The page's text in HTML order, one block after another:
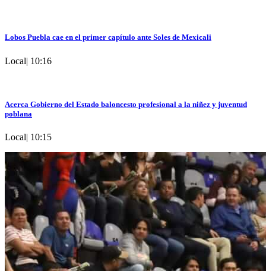
Lobos Puebla cae en el primer capítulo ante Soles de Mexicali
Local| 10:16
Acerca Gobierno del Estado baloncesto profesional a la niñez y juventud
poblana
Local| 10:15